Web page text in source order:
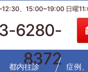
、15:00~19:00 日曜
6280-
8372
都内往診 症例